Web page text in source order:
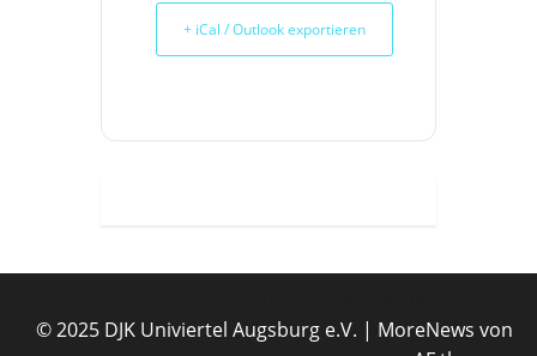
+ iCal / Outlook exportieren
© 2025 DJK Univiertel Augsburg e.V. | MoreNews von